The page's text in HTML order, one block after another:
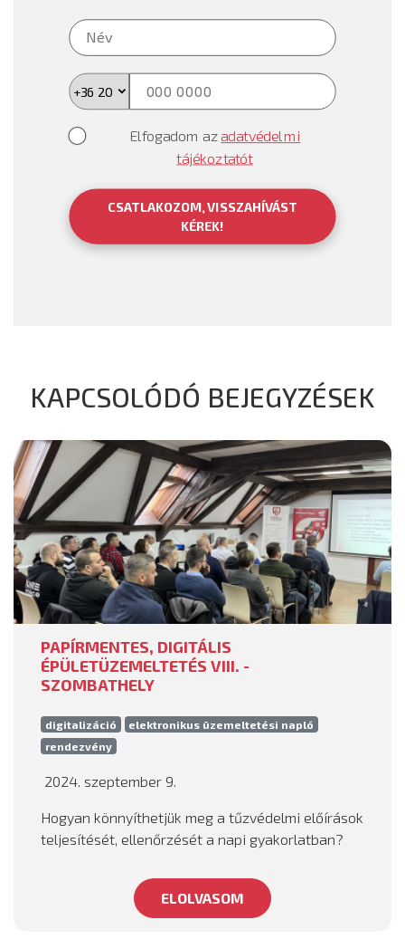
Elfogadom azadatvédelmi
tájékoztatót
CSATLAKOZOM, VISSZAHÍVÁST
KÉREK!
KAPCSOLÓDÓ BEJEGYZÉSEK
PAPÍRMENTES, DIGITÁLIS
ÉPÜLETÜZEMELTETÉS VIII. -
SZOMBATHELY
digitalizáció
elektronikus üzemeltetési napló
rendezvény
2024. szeptember 9.
Hogyan könnyíthetjük meg a tűzvédelmi előírások
teljesítését, ellenőrzését a napi gyakorlatban?
ELOLVASOM